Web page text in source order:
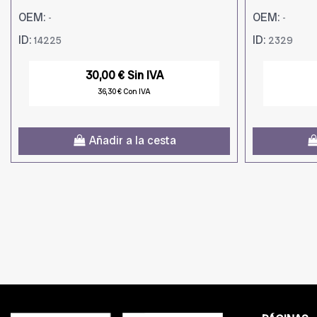
OEM: -
ID: 14225
30,00 € Sin IVA
36,30 € Con IVA
Añadir a la cesta
OEM: -
ID: 2329